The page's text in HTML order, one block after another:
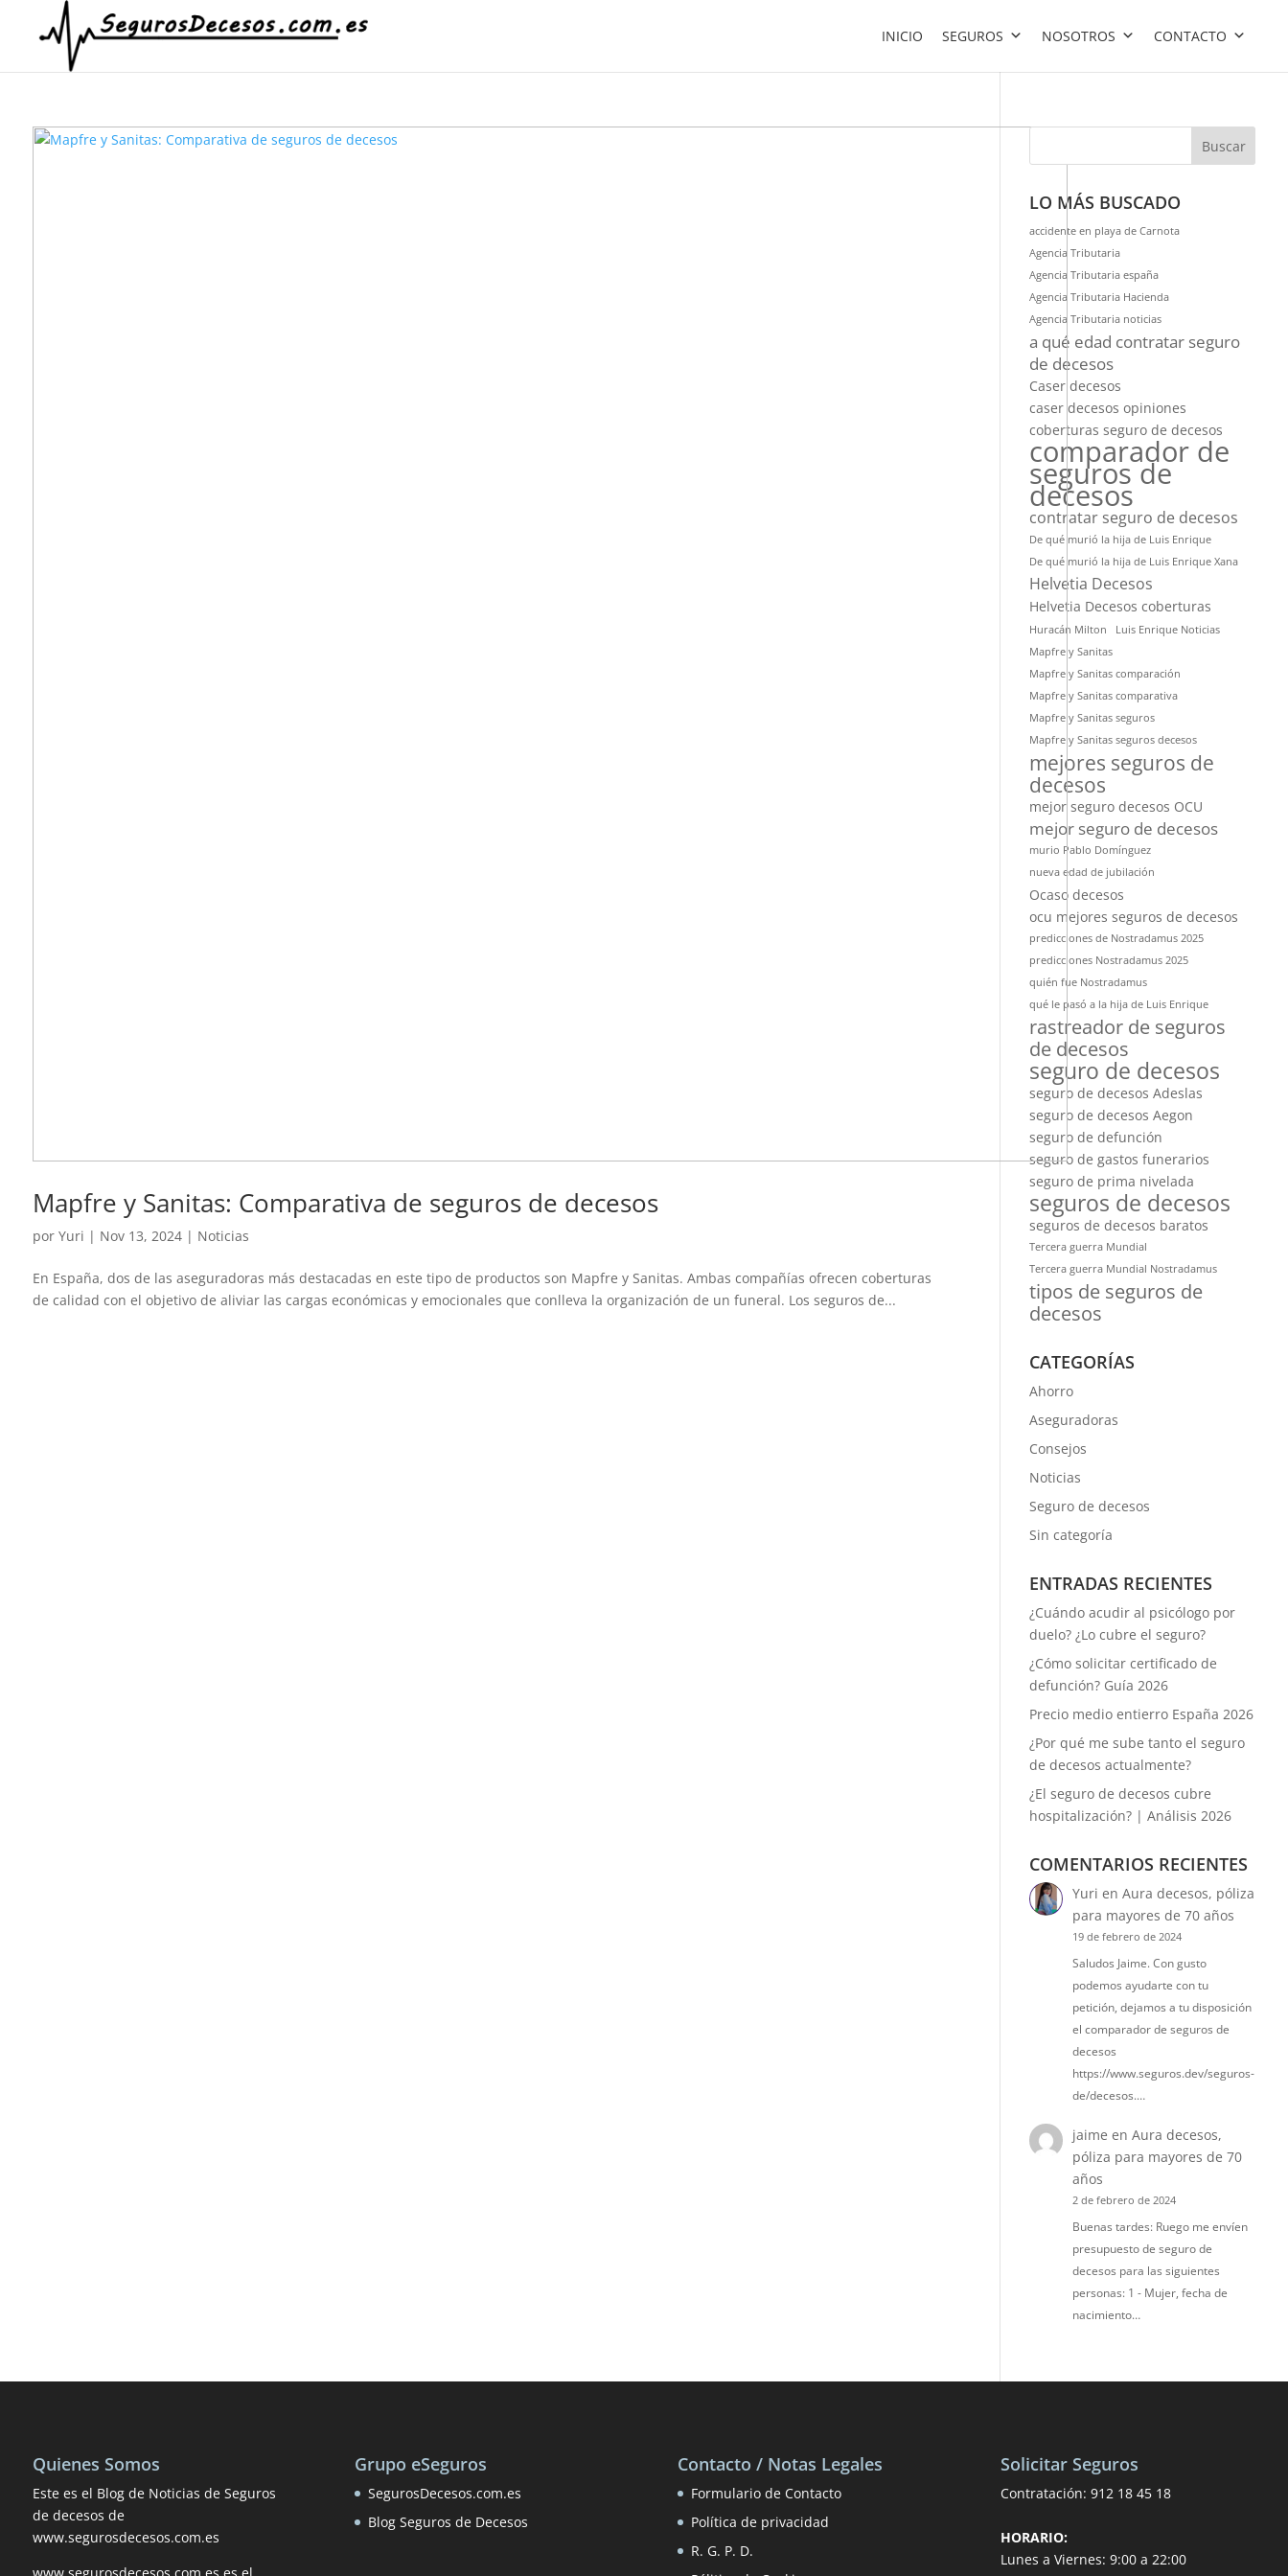
INICIO SEGUROS NOSOTROS CONTACTO
Mapfre y Sanitas: Comparativa de seguros de decesos
por Yuri | Nov 13, 2024| Noticias
En España, dos de las aseguradoras más destacadas en este tipo de productos son Mapfre y Sanitas. Ambas compañías ofrecen coberturas
de calidad con el objetivo de aliviar las cargas económicas y emocionales que conlleva la organización de un funeral. Los seguros de...
Buscar
LO MÁS BUSCADO
accidente en playa de Carnota
Agencia Tributaria
Agencia Tributaria españa
Agencia Tributaria Hacienda
Agencia Tributaria noticias
a qué edad contratar seguro
de decesos
Caser decesos
caser decesos opiniones
coberturas seguro de decesos
comparador de
seguros de
decesos
contratar seguro de decesos
De qué murió la hija de Luis Enrique
De qué murió la hija de Luis Enrique Xana
Helvetia Decesos
Helvetia Decesos coberturas
Huracán Milton
Luis Enrique Noticias
Mapfre y Sanitas
Mapfre y Sanitas comparación
Mapfre y Sanitas comparativa
Mapfre y Sanitas seguros
Mapfre y Sanitas seguros decesos
mejores seguros de
decesos
mejor seguro decesos OCU
mejor seguro de decesos
murio Pablo Domínguez
nueva edad de jubilación
Ocaso decesos
ocu mejores seguros de decesos
predicciones de Nostradamus 2025
predicciones Nostradamus 2025
quién fue Nostradamus
qué le pasó a la hija de Luis Enrique
rastreador de seguros
de decesos
seguro de decesos
seguro de decesos Adeslas
seguro de decesos Aegon
seguro de defunción
seguro de gastos funerarios
seguro de prima nivelada
seguros de decesos
seguros de decesos baratos
Tercera guerra Mundial
Tercera guerra Mundial Nostradamus
tipos de seguros de
decesos
CATEGORÍAS
Ahorro
Aseguradoras
Consejos
Noticias
Seguro de decesos
Sin categoría
ENTRADAS RECIENTES
¿Cuándo acudir al psicólogo por
duelo? ¿Lo cubre el seguro?
¿Cómo solicitar certificado de
defunción? Guía 2026
Precio medio entierro España 2026
¿Por qué me sube tanto el seguro
de decesos actualmente?
¿El seguro de decesos cubre
hospitalización? | Análisis 2026
COMENTARIOS RECIENTES
Yuri enAura decesos, póliza
para mayores de 70 años
19 de febrero de 2024
Saludos Jaime. Con gusto
podemos ayudarte con tu
petición, dejamos a tu disposición
el comparador de seguros de
decesos
https://www.seguros.dev/seguros-
de/decesos.…
jaime enAura decesos,
póliza para mayores de 70
años
2 de febrero de 2024
Buenas tardes: Ruego me envíen
presupuesto de seguro de
decesos para las siguientes
personas: 1 - Mujer, fecha de
nacimiento…
Quienes Somos
Este es el Blog de Noticias de Seguros
de decesos de
www.segurosdecesos.com.es
www.segurosdecesos.com.es es el
Grupo eSeguros
SegurosDecesos.com.es
Blog Seguros de Decesos
Contacto / Notas Legales
Formulario de Contacto
Política de privacidad
R. G. P. D.
Solicitar Seguros
Contratación: 912 18 45 18
HORARIO:
Lunes a Viernes: 9:00 a 22:00